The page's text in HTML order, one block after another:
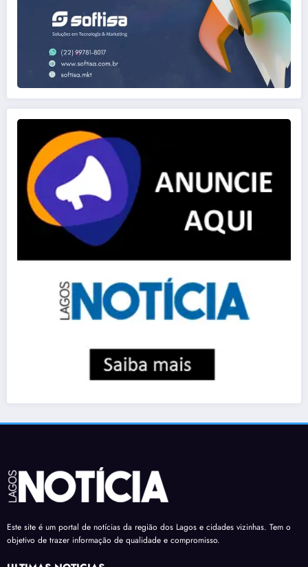
Este site é um portal de notícias da região dos Lagos e cidades vizinhas. Tem o
objetivo de trazer informação de qualidade e compromisso.